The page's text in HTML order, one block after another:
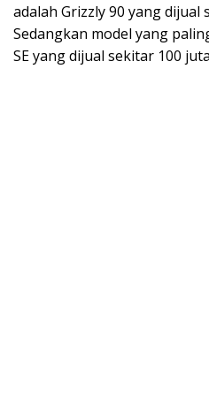
adalah Grizzly 90 yang
Sedangkan model yang
SE yang dijual sekitar 100